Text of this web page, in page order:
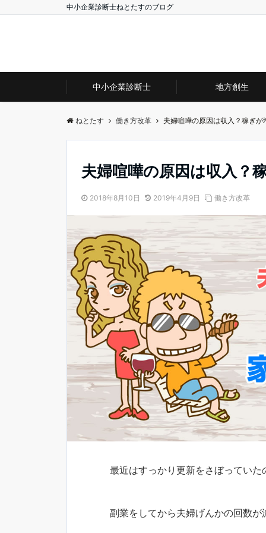
中小企業診断士ねとたすのブログ
中小企業診断士 地方創生
ねとたす 働き方改革 夫婦喧嘩の原因は収入？稼ぎ
夫婦喧嘩の原因は収入？
2018年8月10日 2019年4月9日 働き方改革
最近はすっかり更新をさぼってい
副業をしてから夫婦げんかの回数